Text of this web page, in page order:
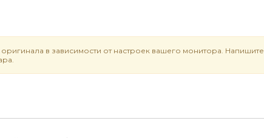
оригинала в зависимости от настроек вашего монитора. Напишите